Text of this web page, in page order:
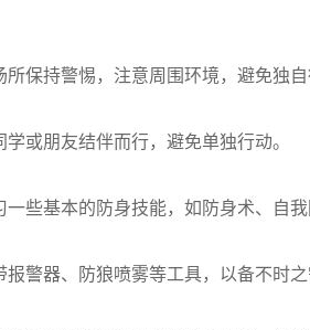
持警惕，注意周围环境，避免独自
朋友结伴而行，避免单独行动。
基本的防身技能，如防身术、自我
器、防狼喷雾等工具，以备不时之